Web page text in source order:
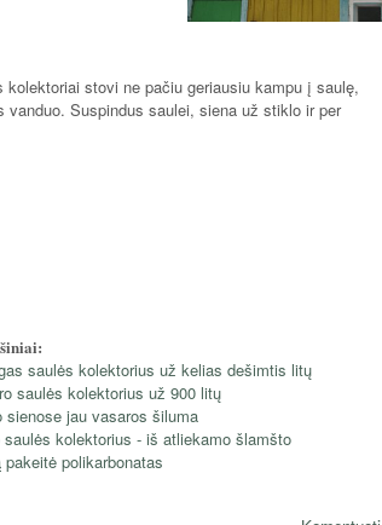
stovi ne pačiu geriausiu kampu į saulę,
Suspindus saulei, siena už stiklo ir per
saulės kolektorius už kelias dešimtis litų
saulės kolektorius už 900 litų
sienose jau vasaros šiluma
saulės kolektorius - iš atliekamo šlamšto
polikarbonatas